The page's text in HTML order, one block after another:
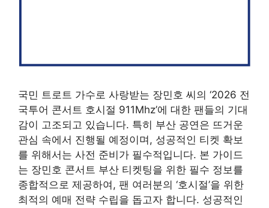
국민 트로트 가수로 사랑받는 장민호 씨의 ‘2026 전
국투어 콘서트 호시절 911Mhz’에 대한 팬들의 기대
감이 고조되고 있습니다. 특히 부산 공연은 뜨거운
관심 속에서 진행될 예정이며, 성공적인 티켓 확보
를 위해서는 사전 준비가 필수적입니다. 본 가이드
는 장민호 콘서트 부산 티켓팅을 위한 필수 정보를
종합적으로 제공하여, 팬 여러분의 ‘호시절’을 위한
최적의 예매 전략 수립을 돕고자 합니다. 성공적인